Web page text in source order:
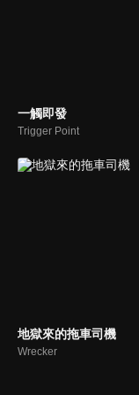
一觸即發
Trigger Point
地獄來的拖車司機
Wrecker